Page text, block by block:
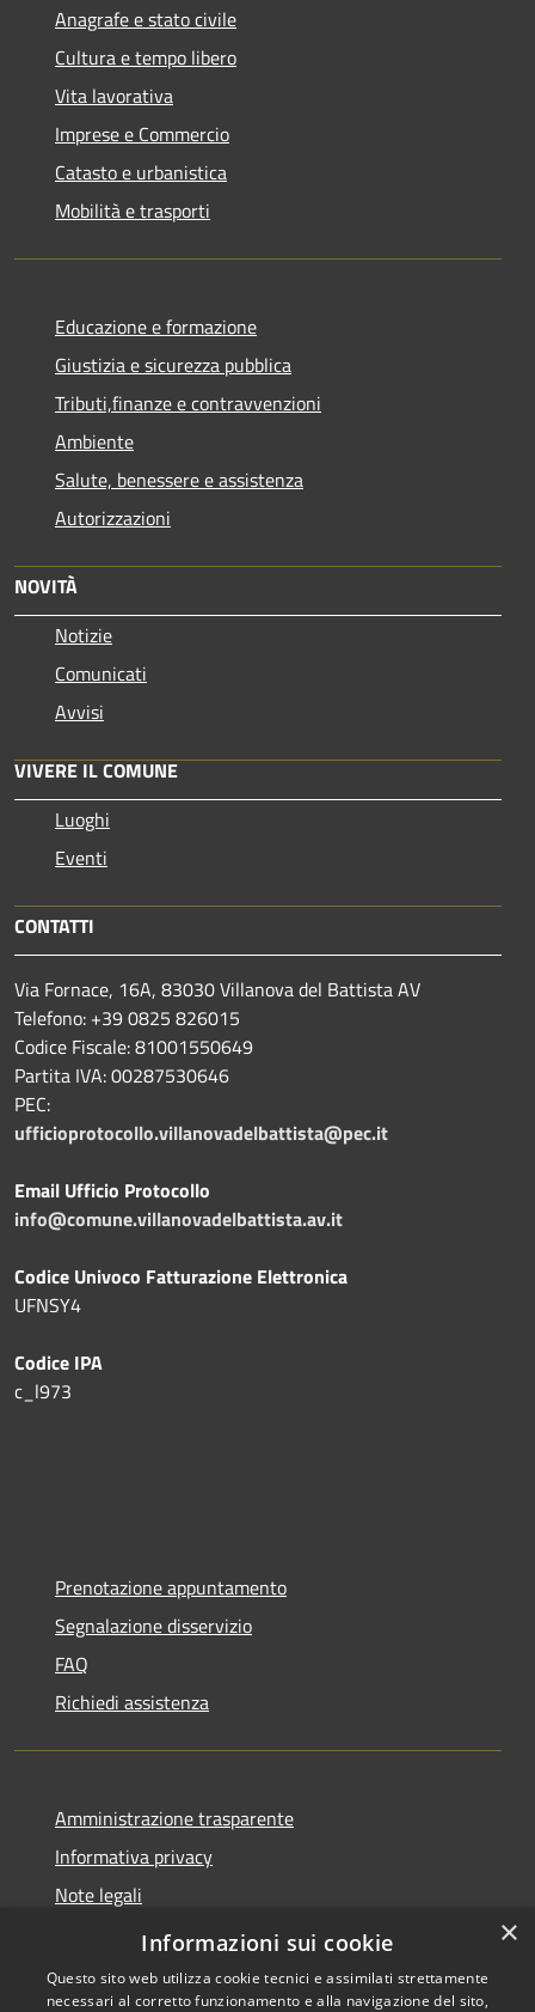
Anagrafe e stato civile
Cultura e tempo libero
Vita lavorativa
Imprese e Commercio
Catasto e urbanistica
Mobilità e trasporti
Educazione e formazione
Giustizia e sicurezza pubblica
Tributi,finanze e contravvenzioni
Ambiente
Salute, benessere e assistenza
Autorizzazioni
NOVITÀ
Notizie
Comunicati
Avvisi
VIVERE IL COMUNE
Luoghi
Eventi
CONTATTI
Via Fornace, 16A, 83030 Villanova del Battista AV
Telefono: +39 0825 826015
Codice Fiscale: 81001550649
Partita IVA: 00287530646
PEC:
ufficioprotocollo.villanovadelbattista@pec.it
Email Ufficio Protocollo
info@comune.villanovadelbattista.av.it
Codice Univoco Fatturazione Elettronica
UFNSY4
Codice IPA
c_l973
Prenotazione appuntamento
Segnalazione disservizio
FAQ
Richiedi assistenza
Amministrazione trasparente
Informativa privacy
Note legali
Dichiarazione di accessibilità
×
Informazioni sui cookie
Questo sito web utilizza cookie tecnici e assimilati strettamente
necessari al corretto funzionamento e alla navigazione del sito,